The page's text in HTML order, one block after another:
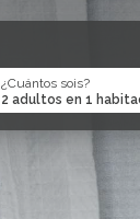
¿Cuántos sois?